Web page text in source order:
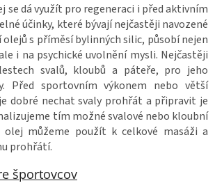
se dá využít pro regeneraci i před aktivním
účinky, které bývají nejčastěji navozené
s příměsí bylinných silic, působí nejen
i na psychické uvolnění mysli. Nejčastěji
svalů, kloubů a páteře, pro jeho
Před sportovním výkonem nebo větší
dobré nechat svaly prohřát a připravit je
tím možné svalové nebo kloubní
olej můžeme použít k celkové masáži a
prohřátí.
športovcov